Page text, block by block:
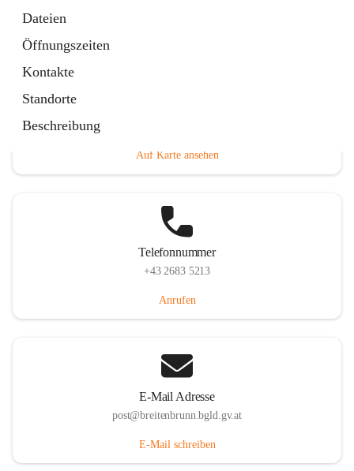
Dateien
Öffnungszeiten
Kontakte
Standorte
Beschreibung
Auf Karte ansehen
Telefonnummer
+43 2683 5213
Anrufen
E-Mail Adresse
post@breitenbrunn.bgld.gv.at
E-Mail schreiben